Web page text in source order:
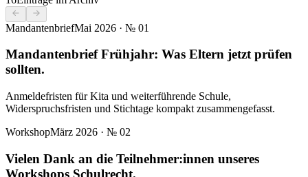
MandantenbriefMai 2026 · № 01
Mandantenbrief Frühjahr: Was Eltern jetzt prüfen
sollten.
Anmeldefristen für Kita und weiterführende Schule,
Widerspruchsfristen und Stichtage kompakt zusammengefasst.
WorkshopMärz 2026 · № 02
Vielen Dank an die Teilnehmer:innen unseres
Workshops Schulrecht.